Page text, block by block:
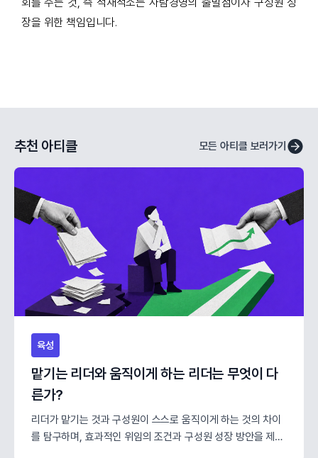
장을 위한 책임입니다.
추천 아티클 모든 아티클 보러가기
육성
맡기는 리더와 움직이게 하는 리더는 무엇이 다
른가?
리더가 맡기는 것과 구성원이 스스로 움직이게 하는 것의 차이
를 탐구하며, 효과적인 위임의 조건과 구성원 성장 방안을 제시